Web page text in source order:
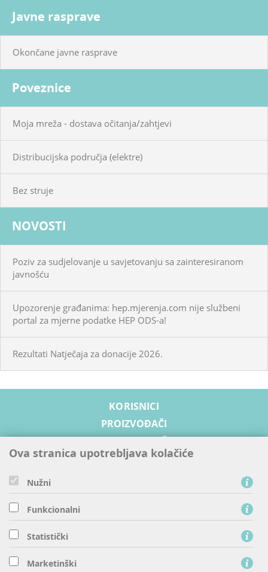
Javne rasprave
Okončane javne rasprave
Poveznice
Moja mreža - dostava očitanja/zahtjevi
Distribucijska područja (elektre)
Bez struje
NOVOSTI
Poziv za sudjelovanje u savjetovanju sa zainteresiranom
javnošću
Upozorenje građanima: hep.mjerenja.com nije službeni
portal za mjerne podatke HEP ODS-a!
Rezultati Natječaja za donacije 2026.
KORISNICI
PROIZVOĐAČI
OPSKRBLJIVAČI
PRISTUP MREŽI
SIGURNOST I ODRŽIVI RAZVOJ
HEP - Operator distribucijskog sustava d.o.o., Ulica grada
Ova stranica upotrebljava kolačiće
Nužni
Funkcionalni
Statistički
Marketinški